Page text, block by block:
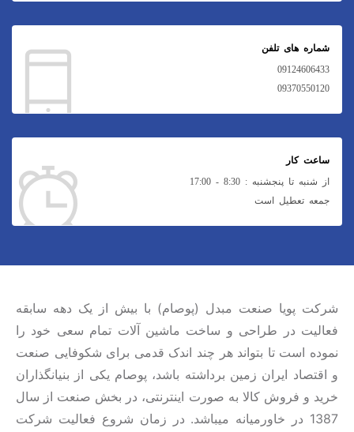
شماره های تلفن
09124606433
09370550120
ساعت کار
از شنبه تا پنجشنبه : 8:30 - 17:00
جمعه تعطیل است
شرکت پویا صنعت مبدل (پوصام) با بیش از یک دهه سابقه
فعالیت در طراحی و ساخت ماشین آلات تمام سعی خود را
نموده است تا بتواند هر چند اندک قدمی برای شکوفایی صنعت
و اقتصاد ایران زمین برداشته باشد، پوصام یکی از بنیانگذاران
خرید و فروش کالا به صورت اینترنتی، در بخش صنعت از سال
1387 در خاورمیانه میباشد. در زمان شروع فعالیت شرکت